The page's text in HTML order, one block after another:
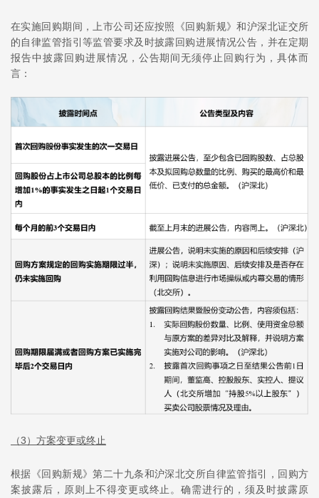
在实施回购期间，上市公司还应按照《回购新规》和沪深北证交所
的自律监管指引等监管要求及时披露回购进展情况公告，并在定期
报告中披露回购进展情况，公告期间无须停止回购行为，具体而
言：
（3）方案变更或终止
根据《回购新规》第二十九条和沪深北交所自律监管指引，回购方
案披露后，原则上不得变更或终止。确需进行的，须及时披露原